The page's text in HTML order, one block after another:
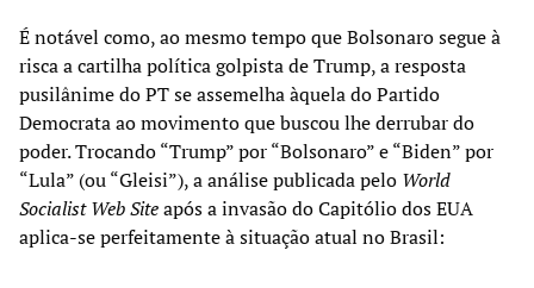
É notável como, ao mesmo tempo que Bolsonaro segue à
risca a cartilha política golpista de Trump, a resposta
pusilânime do PT se assemelha àquela do Partido
Democrata ao movimento que buscou lhe derrubar do
poder. Trocando “Trump” por “Bolsonaro” e “Biden” por
“Lula” (ou “Gleisi”), a análise publicada pelo World
Socialist Web Siteapós a invasão do Capitólio dos EUA
aplica-se perfeitamente à situação atual no Brasil: